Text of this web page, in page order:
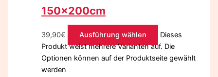
150x200cm
39,90€ Ausführung wählen
Dieses
Produkt weist mehrere Varianten auf. Die
Optionen können auf der Produktseite gewählt
werden